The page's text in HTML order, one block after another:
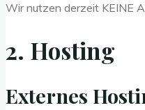
Wir nutzen derzeit KEINE
2. Hosting
Externes